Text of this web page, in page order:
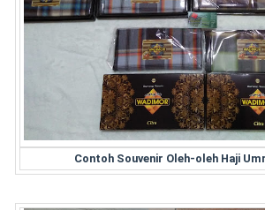
Contoh Souvenir Oleh-oleh Haji